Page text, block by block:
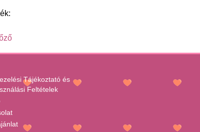
Tájékoztató és
Feltételek